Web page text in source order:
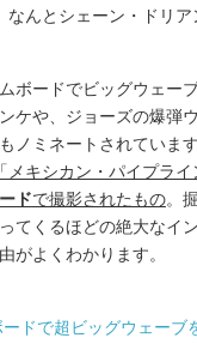
なんとシェーン・ドリ
ボードでビッグウェー
ケや、ジョーズの爆弾
ノミネートされています
メキシカン・パイプライ
ドで撮影されたもの。
てくるほどの絶大なイ
がよくわかります。
ドで超ビッグウェーブ